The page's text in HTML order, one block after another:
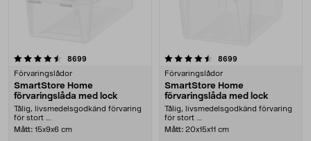
8699
Förvaringslådor
SmartStore Home
förvaringslåda med lock
Tålig, livsmedelsgodkänd förvaring
för stort ....
Mått: 15x9x6 cm
4.5 av 5 stjärnor 8699
Förvaringslådor
SmartStore Home
förvaringslåda med lock
Tålig, livsmedelsgodkänd förvaring
för stort ....
Mått: 20x15x11 cm